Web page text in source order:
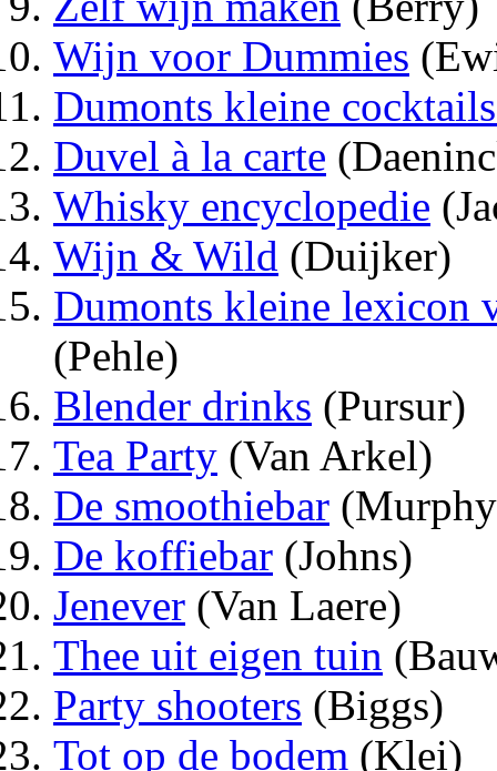
Wijn voor Dummies
Dumonts kleine
Duvel à la carte
Whisky encyclopedie
Wijn & Wild (Duijker)
Dumonts kleine lexicon
(Pehle)
Blender drinks (Pursur)
Tea Party (Van Arkel)
De smoothiebar
De koffiebar (Johns)
Jenever (Van Laere)
Thee uit eigen tuin
Party shooters (Biggs)
Tot op de bodem (Klei)